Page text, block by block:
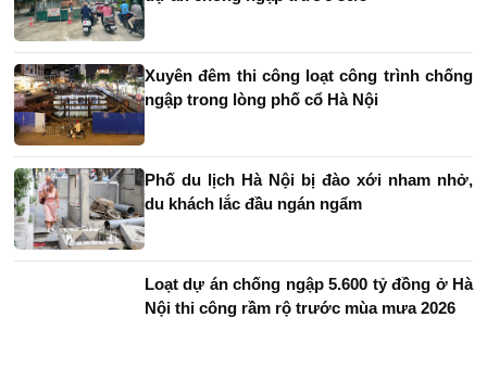
Xuyên đêm thi công loạt công trình chống
ngập trong lòng phố cổ Hà Nội
Phố du lịch Hà Nội bị đào xới nham nhở,
du khách lắc đầu ngán ngẩm
Loạt dự án chống ngập 5.600 tỷ đồng ở Hà
Nội thi công rầm rộ trước mùa mưa 2026